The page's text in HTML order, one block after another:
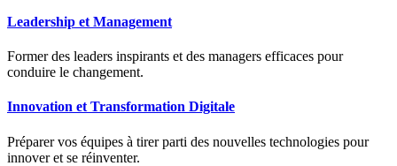
Leadership et Management
Former des leaders inspirants et des managers efficaces pour
conduire le changement.
Innovation et Transformation Digitale
Préparer vos équipes à tirer parti des nouvelles technologies pour
innover et se réinventer.